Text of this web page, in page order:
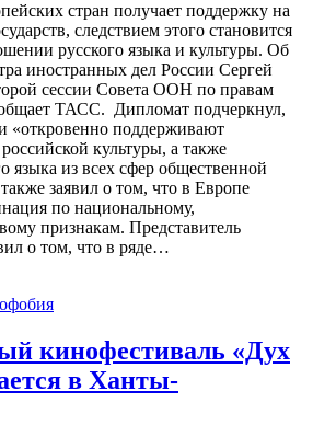
стран получает поддержку на
следствием этого становится
русского языка и культуры. Об
иностранных дел России Сергей
сессии Совета ООН по правам
ТАСС. Дипломат подчеркнул,
«откровенно поддерживают
культуры, а также
языка из всех сфер общественной
заявил о том, что в Европе
по национальному,
признакам. Представитель
о том, что в ряде…
кинофестиваль «Дух
в Ханты-